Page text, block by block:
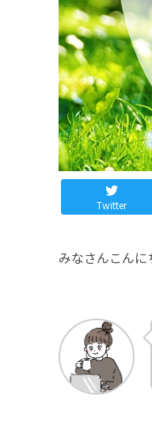
Twitter
みなさんこんに